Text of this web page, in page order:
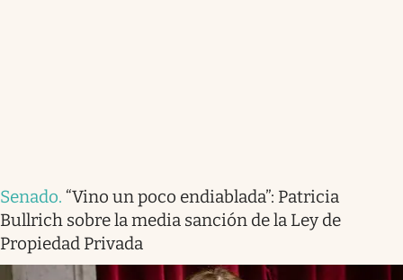
Senado. “Vino un poco endiablada”: Patricia
Bullrich sobre la media sanción de la Ley de
Propiedad Privada